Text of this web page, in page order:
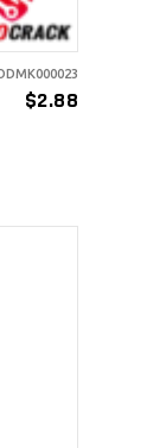
$2.88